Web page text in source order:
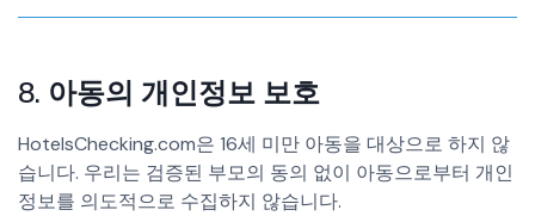
8. 아동의 개인정보 보호
HotelsChecking.com은 16세 미만 아동을 대상으로 하지 않
습니다. 우리는 검증된 부모의 동의 없이 아동으로부터 개인
정보를 의도적으로 수집하지 않습니다.